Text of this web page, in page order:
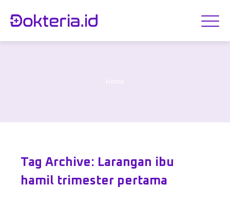
Home
Tag Archive: Larangan ibu
hamil trimester pertama